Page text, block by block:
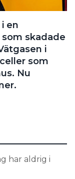
en
skadade
i
som
Nu
har aldrig i